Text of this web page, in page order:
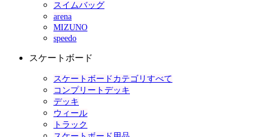
スイムバッグ
arena
MIZUNO
speedo
スケートボード
スケートボードカテゴリすべて
コンプリートデッキ
デッキ
ウィール
トラック